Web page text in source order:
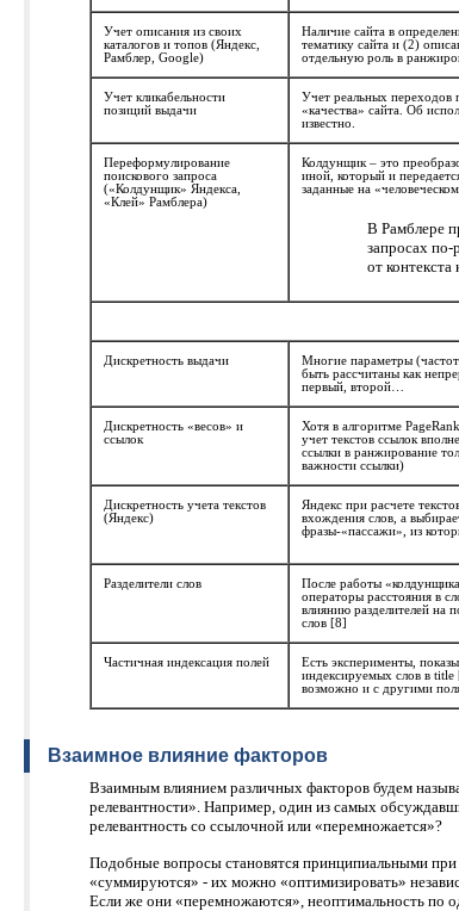
Учет описания из своих
каталогов и топов (Яндекс,
Рамблер, Google)
Наличие сайта в
тематику сайта и (2)
отдельную роль в
Учет кликабельности
позиций выдачи
Учет реальных переходов
«качества» сайта. Об
известно.
Переформулирование
поискового запроса
(«Колдунщик» Яндекса,
«Клей» Рамблера)
Колдунщик – это
иной, который и
заданные на
В Рамблере
запросах по-
от контекста
Дискретность выдачи
Многие параметры
быть рассчитаны как
первый, второй…
Дискретность «весов» и
ссылок
Хотя в алгоритме
учет текстов ссылок
ссылки в ранжирование
важности ссылки)
Дискретность учета текстов
(Яндекс)
Яндекс при расчете
вхождения слов, а
фразы-«пассажи», из
Разделители слов
После работы
операторы расстояния в
влиянию разделителей на
слов [8]
Частичная индексация полей
Есть эксперименты,
индексируемых слов в
возможно и с другими
Взаимное влияние факторов
Взаимным влиянием различных факторов будем
релевантности». Например, один из самых
релевантность со ссылочной или «перемножается»?
Подобные вопросы становятся принципиальными
«суммируются» - их можно «оптимизировать»
Если же они «перемножаются», неоптимальность по